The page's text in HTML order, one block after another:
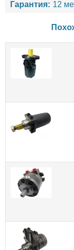
Гарантия: 12